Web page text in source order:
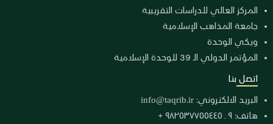
المركز العالي للدراسات التقريبية
جامعة المذاهب الإسلامية
ويكي الوحدة
المؤتمر الدولي الـ 39 للوحدة الإسلامية
اتصل بنا
البريد الالكتروني: info@taqrib.ir
هاتف: ٩ ـ ٩٨٢٥٣٧٧٥٥٤٤٥ +